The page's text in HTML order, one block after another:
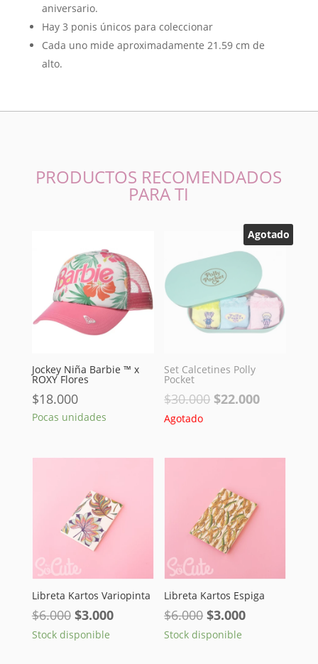
aniversario.
Hay 3 ponis únicos para coleccionar
Cada uno mide aproximadamente 21.59 cm de
alto.
PRODUCTOS RECOMENDADOS
PARA TI
Jockey Niña Barbie ™ x
ROXY Flores
$18.000
Pocas unidades
Agotado
Set Calcetines Polly
Pocket
$30.000 El
era:
$22.000El
es:
Agotado
Libreta Kartos Variopinta
$6.000 El
precio
$3.000El
Stock disponible
Libreta Kartos Espiga
$6.000 El
precio
$3.000El
Stock disponible